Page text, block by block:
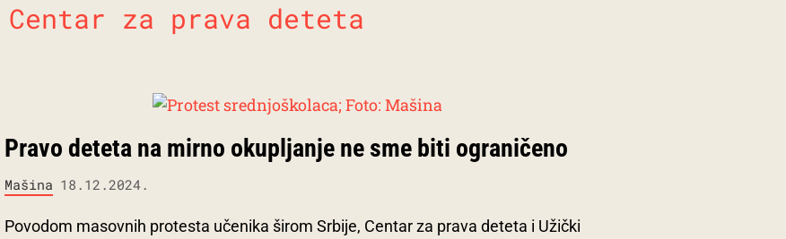
Centar za prava deteta
Pravo deteta na mirno okupljanje ne sme biti ograničeno
Mašina 18.12.2024.
Povodom masovnih protesta učenika širom Srbije, Centar za prava deteta i Užički